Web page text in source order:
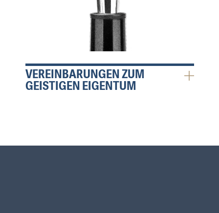
VEREINBARUNGEN ZUM
GEISTIGEN EIGENTUM